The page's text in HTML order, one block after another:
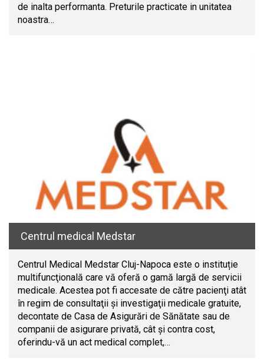
de inalta performanta. Preturile practicate in unitatea
noastra…
Centrul medical Medstar
Centrul Medical Medstar Cluj-Napoca este o instituție
multifuncţională care vă oferă o gamă largă de servicii
medicale. Acestea pot fi accesate de către pacienţi atât
în regim de consultaţii şi investigaţii medicale gratuite,
decontate de Casa de Asigurări de Sănătate sau de
companii de asigurare privată, cât şi contra cost,
oferindu-vă un act medical complet,…